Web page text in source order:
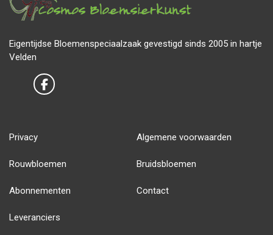
Eigentijdse Bloemenspeciaalzaak gevestigd sinds 2005 in hartje
Velden
Privacy Algemene voorwaarden
Rouwbloemen Bruidsbloemen
Abonnementen Contact
Leveranciers